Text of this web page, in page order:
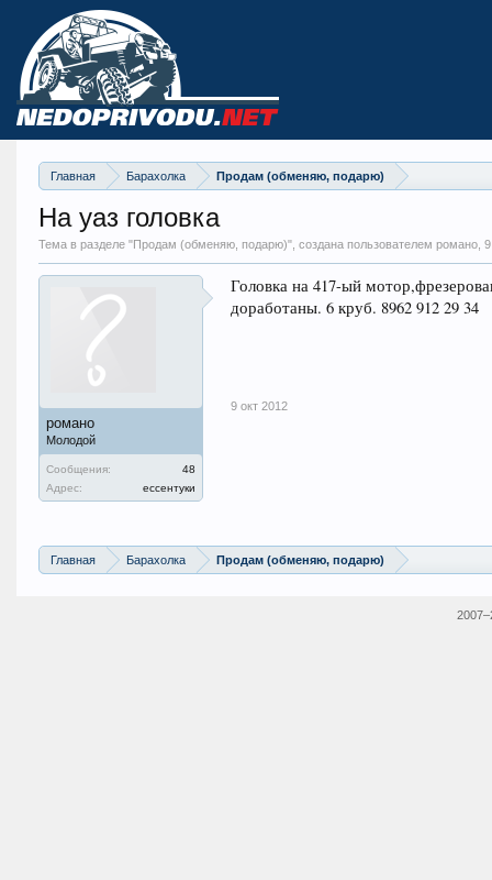
Главная Барахолка Продам (обменяю, подарю)
На уаз головка
Тема в разделе "Продам (обменяю, подарю)", создана пользователем романо,
романо
Молодой
Сообщения:
48
Адрес:
ессентуки
Головка на 417-ый
доработаны. 6 круб. 8962 912 29 34
9 окт 2012
Главная Барахолка Продам (обменяю, подарю)
2007–